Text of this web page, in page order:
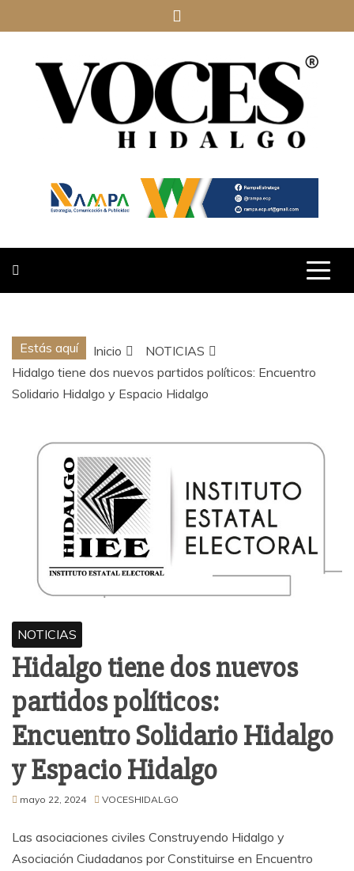
al
VOCES
HIDALGO
Estás aquí Inicio
NOTICIAS
Hidalgo tiene dos nuevos partidos políticos: Encuentro
Solidario Hidalgo y Espacio Hidalgo
NOTICIAS
Hidalgo tiene dos nuevos
partidos políticos:
Encuentro Solidario Hidalgo
y Espacio Hidalgo
mayo 22, 2024 VOCESHIDALGO
Las asociaciones civiles Construyendo Hidalgo y
Asociación Ciudadanos por Constituirse en Encuentro